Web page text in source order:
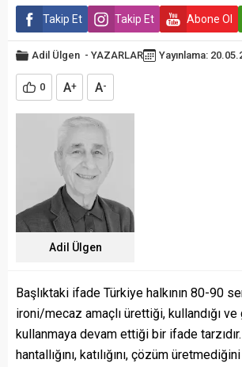
Takip Et Takip Et Abone Ol
Adil Ülgen - YAZARLAR Yayınlama:
0 A+ A-
Adil Ülgen
Başlıktaki ifade Türkiye halkının 80-90
ironi/mecaz amaçlı ürettiği, kullandığı
kullanmaya devam ettiği bir ifade
hantallığını, katılığını, çözüm